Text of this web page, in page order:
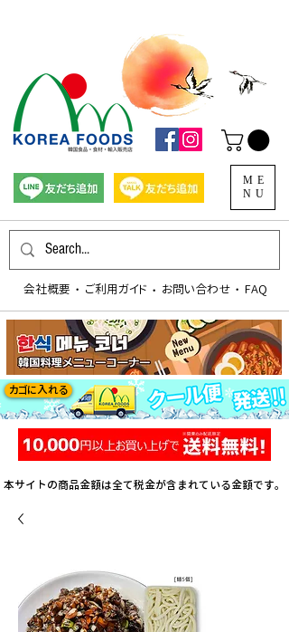
​ご利用ガイド お問い合わせ FAQ
会社概要 ​・ ​・
​・
ME
NU
カゴに入れる
本サイトの商品金額は全て税金が含まれている金額です。